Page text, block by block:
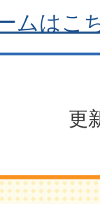
ムはこ
更